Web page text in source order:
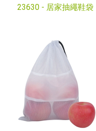
23630 - 居家抽繩鞋袋